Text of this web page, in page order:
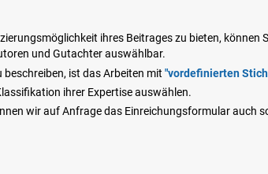
ihres Beitrages zu bieten, können
und Gutachter auswählbar.
ist das Arbeiten mit "vordefinierten
ihrer Expertise auswählen.
wir auf Anfrage das Einreichungsformular auch